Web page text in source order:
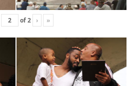
of2 › »